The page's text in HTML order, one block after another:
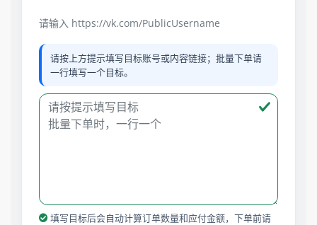
请输入 https://vk.com/PublicUsername
请按上方提示填写目标账号或内容链接；批量下单请
一行填写一个目标。
填写目标后会自动计算订单数量和应付金额，下单前请